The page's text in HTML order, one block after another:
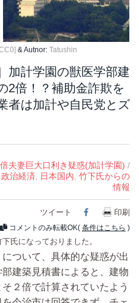
& Autnor: Tatushin
加計学園の獣医学部建
2倍！？補助金詐欺を
者は加計や自民党とズ
夫妻巨大口利き疑惑(加計学園) /
政治経済 日本国内 竹下氏からの
情報
ツイート Facebook
印刷
コメントのみ転載OK( 条件はこちら )
氏になっておりました。
ついて、具体的な疑惑が出
建築見積書によると、建物
２倍で計算されていたよう